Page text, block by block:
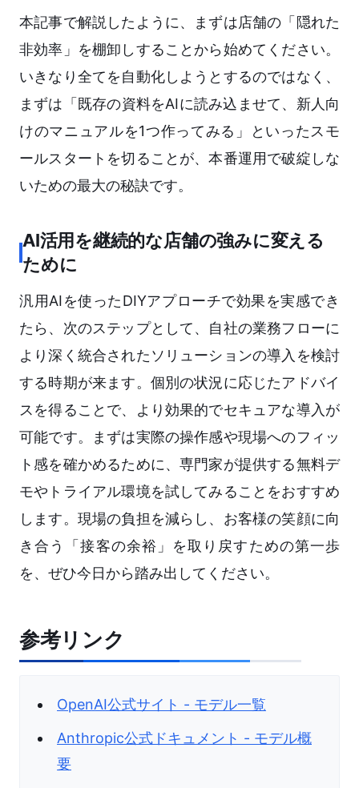
本記事で解説したように、まずは店舗の「隠れた
非効率」を棚卸しすることから始めてください。
いきなり全てを自動化しようとするのではなく、
まずは「既存の資料をAIに読み込ませて、新人向
けのマニュアルを1つ作ってみる」といったスモ
ールスタートを切ることが、本番運用で破綻しな
いための最大の秘訣です。
AI活用を継続的な店舗の強みに変える
ために
汎用AIを使ったDIYアプローチで効果を実感でき
たら、次のステップとして、自社の業務フローに
より深く統合されたソリューションの導入を検討
する時期が来ます。個別の状況に応じたアドバイ
スを得ることで、より効果的でセキュアな導入が
可能です。まずは実際の操作感や現場へのフィッ
ト感を確かめるために、専門家が提供する無料デ
モやトライアル環境を試してみることをおすすめ
します。現場の負担を減らし、お客様の笑顔に向
き合う「接客の余裕」を取り戻すための第一歩
を、ぜひ今日から踏み出してください。
参考リンク
OpenAI公式サイト - モデル一覧
Anthropic公式ドキュメント - モデル概
要